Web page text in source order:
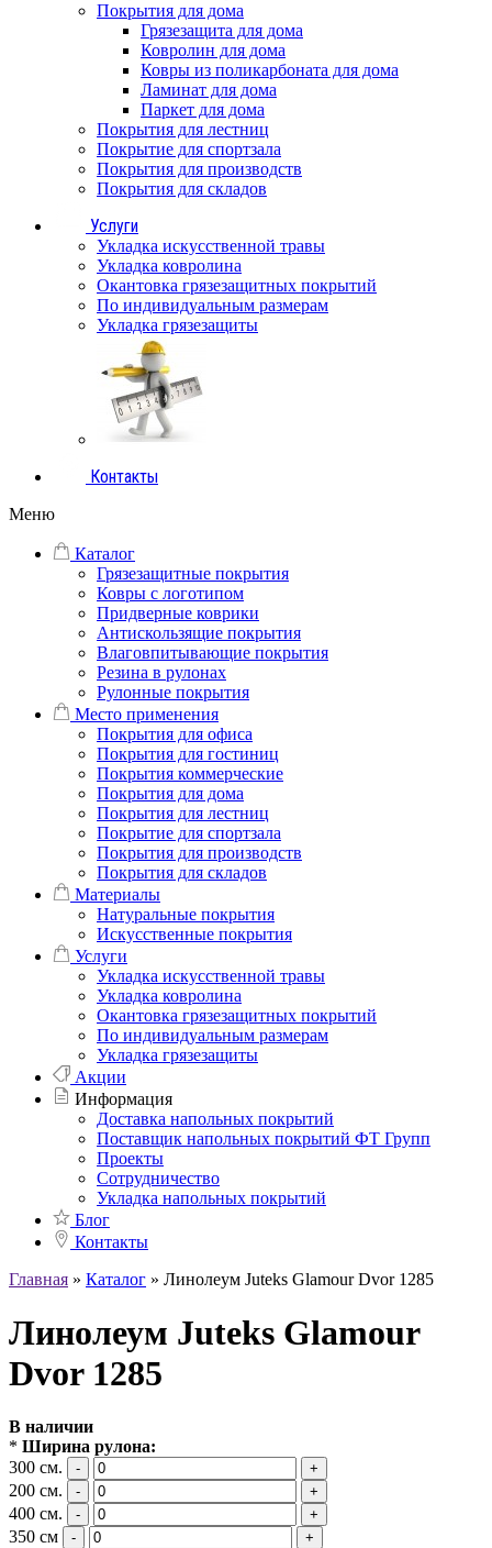
Покрытия для дома
Грязезащита для дома
Ковролин для дома
Ковры из поликарбоната для дома
Ламинат для дома
Паркет для дома
Покрытия для лестниц
Покрытие для спортзала
Покрытия для производств
Покрытия для складов
Услуги
Укладка искусственной травы
Укладка ковролина
Окантовка грязезащитных покрытий
По индивидуальным размерам
Укладка грязезащиты
Контакты
Меню
Каталог
Грязезащитные покрытия
Ковры с логотипом
Придверные коврики
Антискользящие покрытия
Влаговпитывающие покрытия
Резина в рулонах
Рулонные покрытия
Место применения
Покрытия для офиса
Покрытия для гостиниц
Покрытия коммерческие
Покрытия для дома
Покрытия для лестниц
Покрытие для спортзала
Покрытия для производств
Покрытия для складов
Материалы
Натуральные покрытия
Искусственные покрытия
Услуги
Укладка искусственной травы
Укладка ковролина
Окантовка грязезащитных покрытий
По индивидуальным размерам
Укладка грязезащиты
Акции
Информация
Доставка напольных покрытий
Поставщик напольных покрытий ФТ Групп
Проекты
Сотрудничество
Укладка напольных покрытий
Блог
Контакты
Главная » Каталог » Линолеум Juteks Glamour Dvor 1285
Линолеум Juteks Glamour
Dvor 1285
В наличии
* Ширина рулона:
300 см.
- +
200 см. - +
400 см. - +
350 см - +